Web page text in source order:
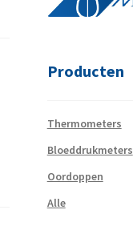
Producten
Thermometers
Bloeddrukmeters
Oordoppen
Alle